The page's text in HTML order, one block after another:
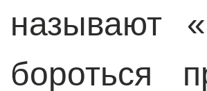
называют
бороться